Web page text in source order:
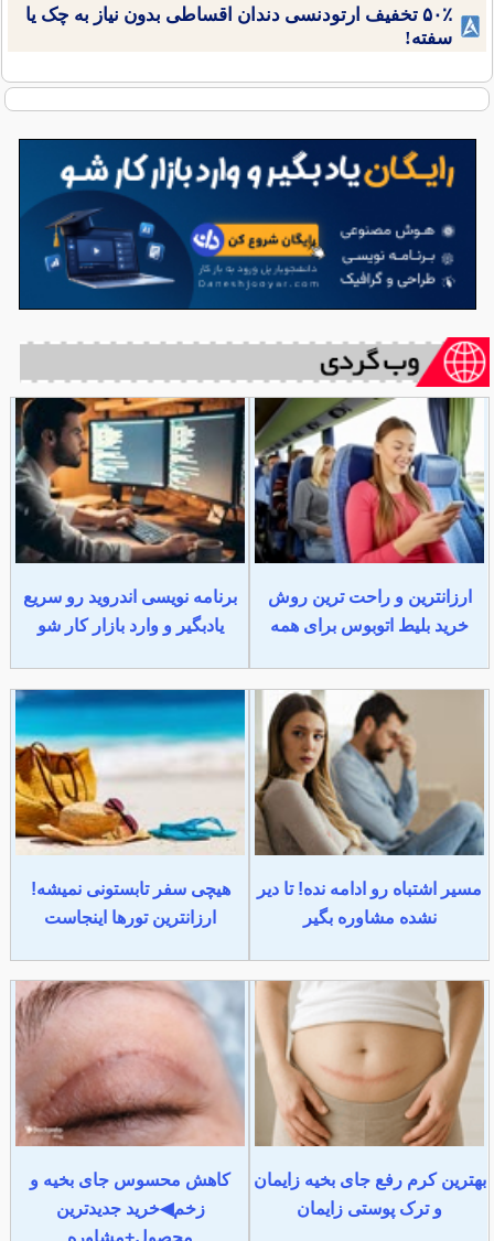
۵۰٪ تخفیف ارتودنسی دندان اقساطی بدون نیاز به چک یا
سفته!
ارزانترین و راحت ترین روش
خرید بلیط اتوبوس برای همه
برنامه نویسی اندروید رو سریع
یادبگیر و وارد بازار کار شو
مسیر اشتباه رو ادامه نده! تا دیر
نشده مشاوره بگیر
هیچی سفر تابستونی نمیشه!
ارزانترین تورها اینجاست
بهترین کرم رفع جای بخیه زایمان
و ترک پوستی زایمان
کاهش محسوس جای بخیه و
زخم◀خرید جدیدترین
محصول+مشاوره